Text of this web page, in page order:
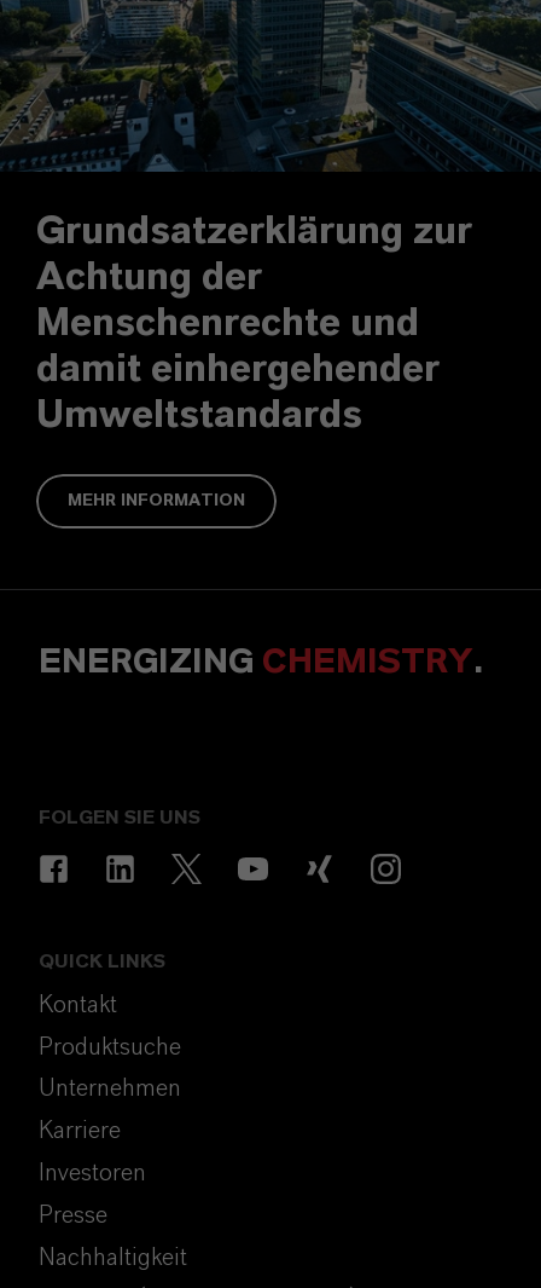
Grundsatzerklärung zur
Achtung der
Menschenrechte und
damit einhergehender
Umweltstandards
MEHR INFORMATION
ENERGIZING CHEMISTRY.
FOLGEN SIE UNS
QUICK LINKS
Kontakt
Produktsuche
Unternehmen
Karriere
Investoren
Presse
Nachhaltigkeit